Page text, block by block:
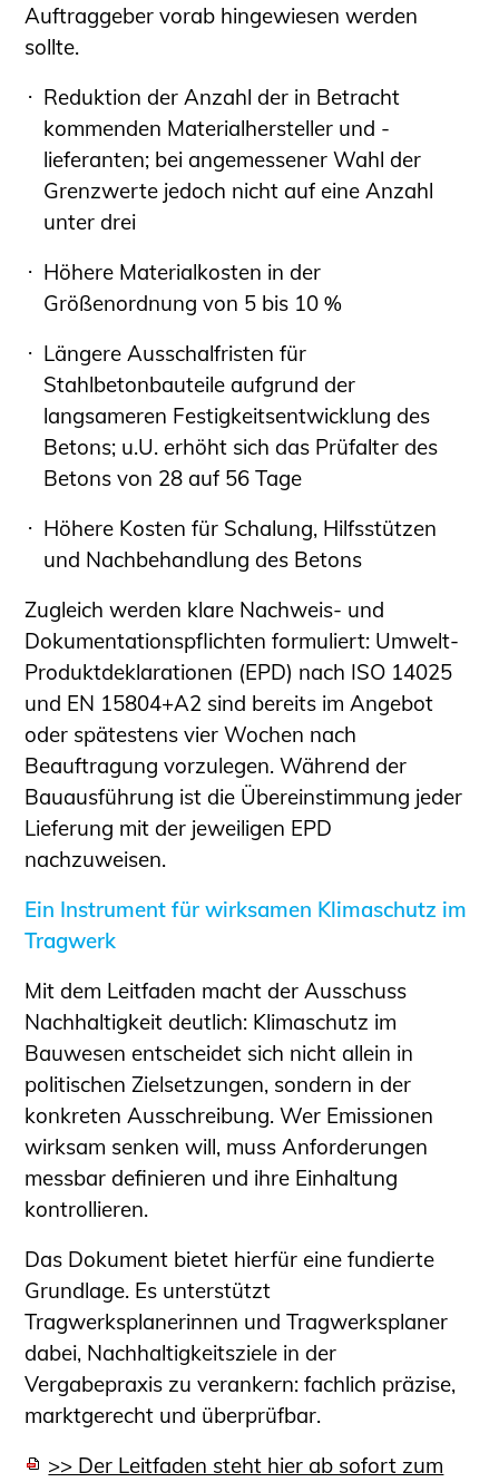
Auftraggeber vorab hingewiesen werden
sollte.
Reduktion der Anzahl der in Betracht
kommenden Materialhersteller und -
lieferanten; bei angemessener Wahl der
Grenzwerte jedoch nicht auf eine Anzahl
unter drei
Höhere Materialkosten in der
Größenordnung von 5 bis 10 %
Längere Ausschalfristen für
Stahlbetonbauteile aufgrund der
langsameren Festigkeitsentwicklung des
Betons; u.U. erhöht sich das Prüfalter des
Betons von 28 auf 56 Tage
Höhere Kosten für Schalung, Hilfsstützen
und Nachbehandlung des Betons
Zugleich werden klare Nachweis- und
Dokumentationspflichten formuliert: Umwelt-
Produktdeklarationen (EPD) nach ISO 14025
und EN 15804+A2 sind bereits im Angebot
oder spätestens vier Wochen nach
Beauftragung vorzulegen. Während der
Bauausführung ist die Übereinstimmung jeder
Lieferung mit der jeweiligen EPD
nachzuweisen.
Ein Instrument für wirksamen Klimaschutz im
Tragwerk
Mit dem Leitfaden macht der Ausschuss
Nachhaltigkeit deutlich: Klimaschutz im
Bauwesen entscheidet sich nicht allein in
politischen Zielsetzungen, sondern in der
konkreten Ausschreibung. Wer Emissionen
wirksam senken will, muss Anforderungen
messbar definieren und ihre Einhaltung
kontrollieren.
Das Dokument bietet hierfür eine fundierte
Grundlage. Es unterstützt
Tragwerksplanerinnen und Tragwerksplaner
dabei, Nachhaltigkeitsziele in der
Vergabepraxis zu verankern: fachlich präzise,
marktgerecht und überprüfbar.
>> Der Leitfaden steht hier ab sofort zum